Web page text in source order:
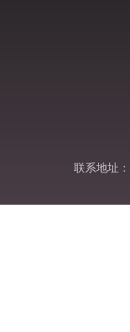
联系地址：